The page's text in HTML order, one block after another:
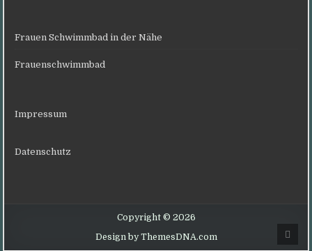
Frauen Schwimmbad in der Nähe
Frauenschwimmbad
Impressum
Datenschutz
Copyright © 2026
Design by ThemesDNA.com